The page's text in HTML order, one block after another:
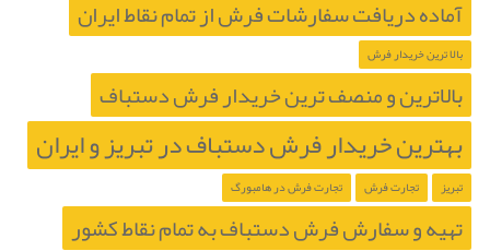
آماده دریافت سفارشات فرش از تمام نقاط ایران
بالا ترین خریدار فرش
بالاترین و منصف ترین خریدار فرش دستباف
بهترین خریدار فرش دستباف در تبریز و ایران
تبریز تجارت فرش تجارت فرش در هامبورگ
تهیه و سفارش فرش دستباف به تمام نقاط کشور